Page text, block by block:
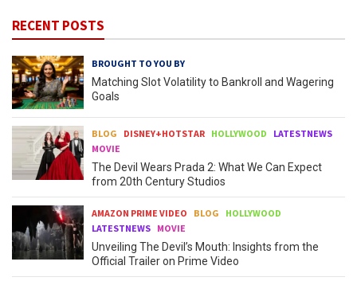
RECENT POSTS
BROUGHT TO YOU BY
Matching Slot Volatility to Bankroll and Wagering
Goals
BLOG DISNEY+HOTSTAR HOLLYWOOD
LATESTNEWS
MOVIE
The Devil Wears Prada 2: What We Can Expect
from 20th Century Studios
AMAZON PRIME VIDEO BLOG
HOLLYWOOD
LATESTNEWS MOVIE
Unveiling The Devil’s Mouth: Insights from the
Official Trailer on Prime Video